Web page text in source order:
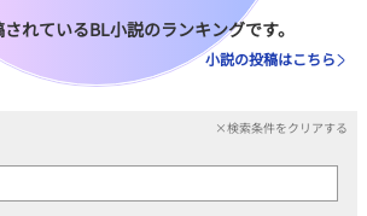
れているBL小説のランキングです。
小説の投稿はこちら
×検索条件をクリアする